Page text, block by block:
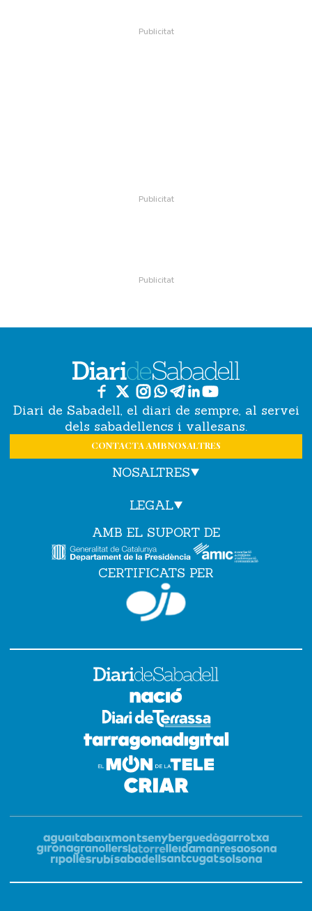
Diari de Sabadell, el diari de sempre, al servei
dels sabadellencs i vallesans.
CONTACTA AMB NOSALTRES
NOSALTRES
LEGAL
AMB EL SUPORT DE
CERTIFICATS PER